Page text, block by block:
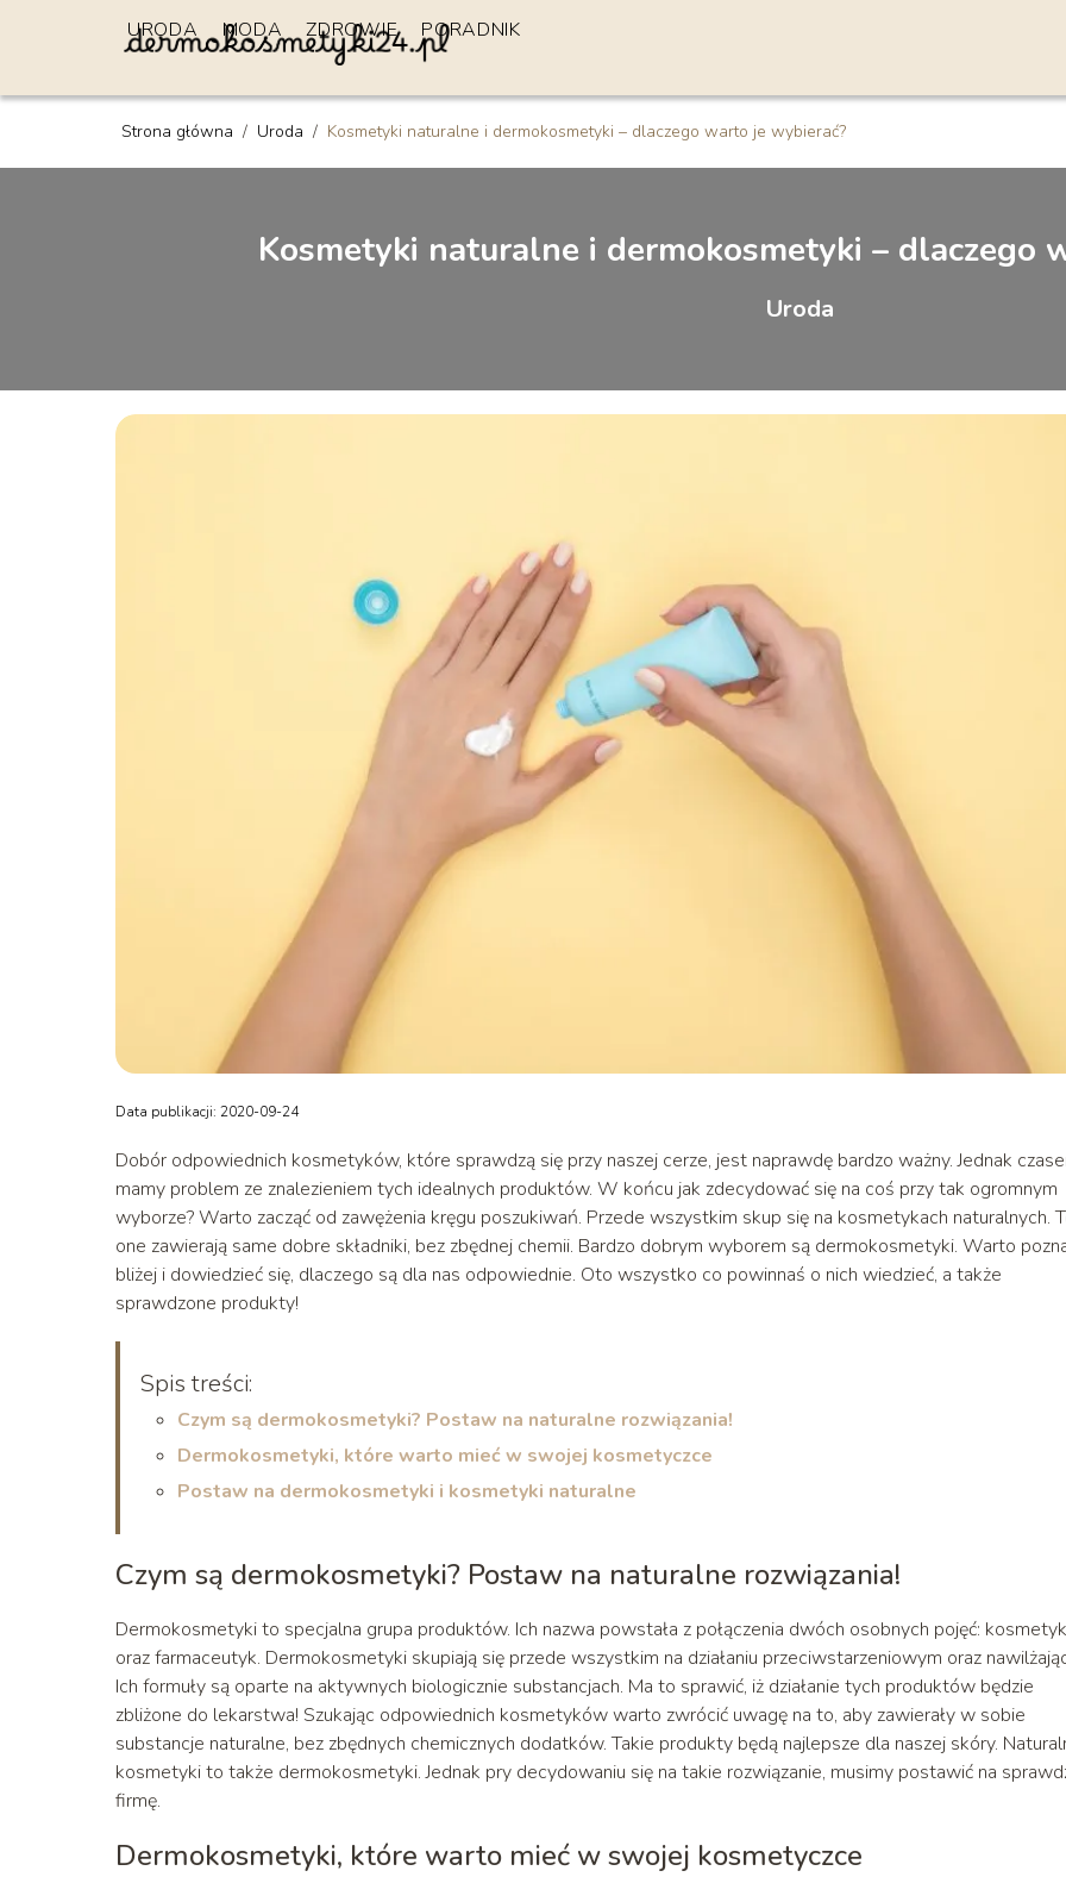
URODA MODA ZDROWIE PORADNIK
Strona główna / Uroda / Kosmetyki naturalne i dermokosmetyki – dlaczego warto je wybierać?
Kosmetyki naturalne i dermokosmetyki – dlaczego
Uroda
Data publikacji: 2020-09-24
Dobór odpowiednich kosmetyków, które sprawdzą się przy naszej cerze, jest naprawdę bardzo ważny. Jednak
mamy problem ze znalezieniem tych idealnych produktów. W końcu jak zdecydować się na coś przy tak ogromnym
wyborze? Warto zacząć od zawężenia kręgu poszukiwań. Przede wszystkim skup się na kosmetykach naturalnych.
one zawierają same dobre składniki, bez zbędnej chemii. Bardzo dobrym wyborem są dermokosmetyki. Warto
bliżej i dowiedzieć się, dlaczego są dla nas odpowiednie. Oto wszystko co powinnaś o nich wiedzieć, a także
sprawdzone produkty!
Spis treści:
Czym są dermokosmetyki? Postaw na naturalne rozwiązania!
Dermokosmetyki, które warto mieć w swojej kosmetyczce
Postaw na dermokosmetyki i kosmetyki naturalne
Czym są dermokosmetyki? Postaw na naturalne rozwiązania!
Dermokosmetyki to specjalna grupa produktów. Ich nazwa powstała z połączenia dwóch osobnych pojęć: kosmetyk
oraz farmaceutyk. Dermokosmetyki skupiają się przede wszystkim na działaniu przeciwstarzeniowym oraz
Ich formuły są oparte na aktywnych biologicznie substancjach. Ma to sprawić, iż działanie tych produktów będzie
zbliżone do lekarstwa! Szukając odpowiednich kosmetyków warto zwrócić uwagę na to, aby zawierały w sobie
substancje naturalne, bez zbędnych chemicznych dodatków. Takie produkty będą najlepsze dla naszej skóry.
kosmetyki to także dermokosmetyki. Jednak pry decydowaniu się na takie rozwiązanie, musimy postawić na
firmę.
Dermokosmetyki, które warto mieć w swojej kosmetyczce